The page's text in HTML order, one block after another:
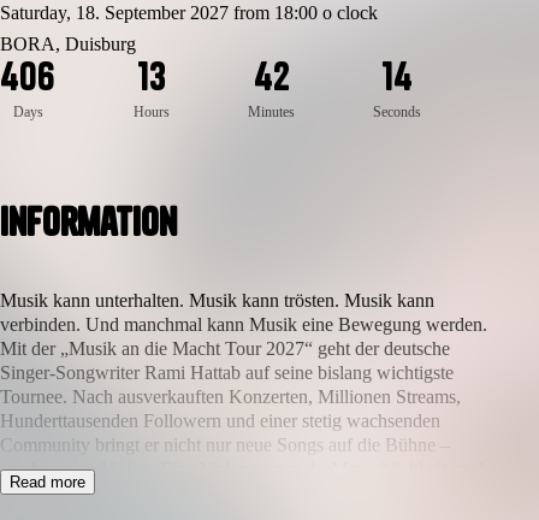
Saturday, 18. September 2027 from 18:00 o clock
BORA, Duisburg
406
Days
13
Hours
42
Minutes
13
Seconds
Information
Musik kann unterhalten. Musik kann trösten. Musik kann
verbinden. Und manchmal kann Musik eine Bewegung werden.
Mit der „Musik an die Macht Tour 2027“ geht der deutsche
Singer-Songwriter Rami Hattab auf seine bislang wichtigste
Tournee. Nach ausverkauften Konzerten, Millionen Streams,
Hunderttausenden Followern und einer stetig wachsenden
Community bringt er nicht nur neue Songs auf die Bühne –
sondern eine Vision. Eine Vision von mehr Menschlichkeit, mehr
Zusammenhalt und mehr echter Begegnung. Rami Hattab ist kein
Read more